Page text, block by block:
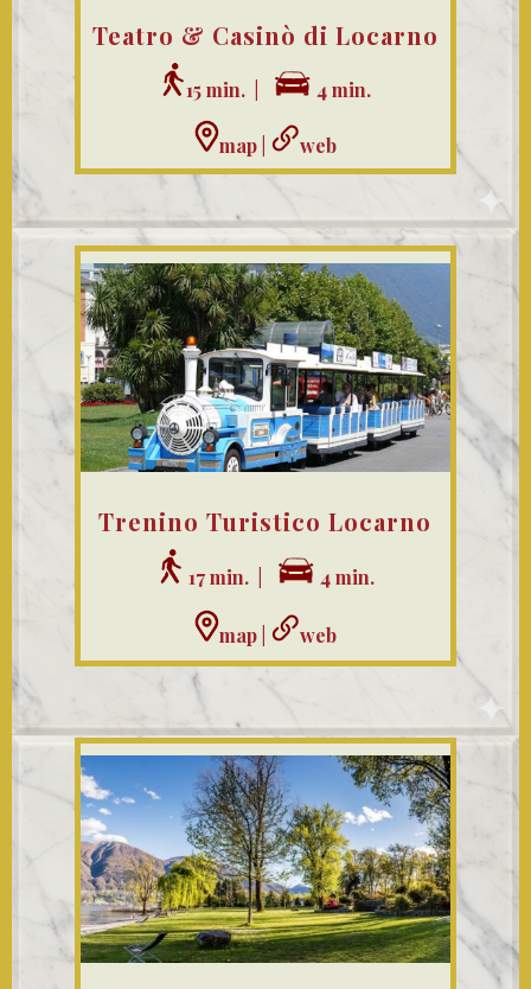
Teatro & Casinò di Locarno
15 min. | 4 min.
map| web
Trenino Turistico Locarno
17 min. | 4 min.
map| web